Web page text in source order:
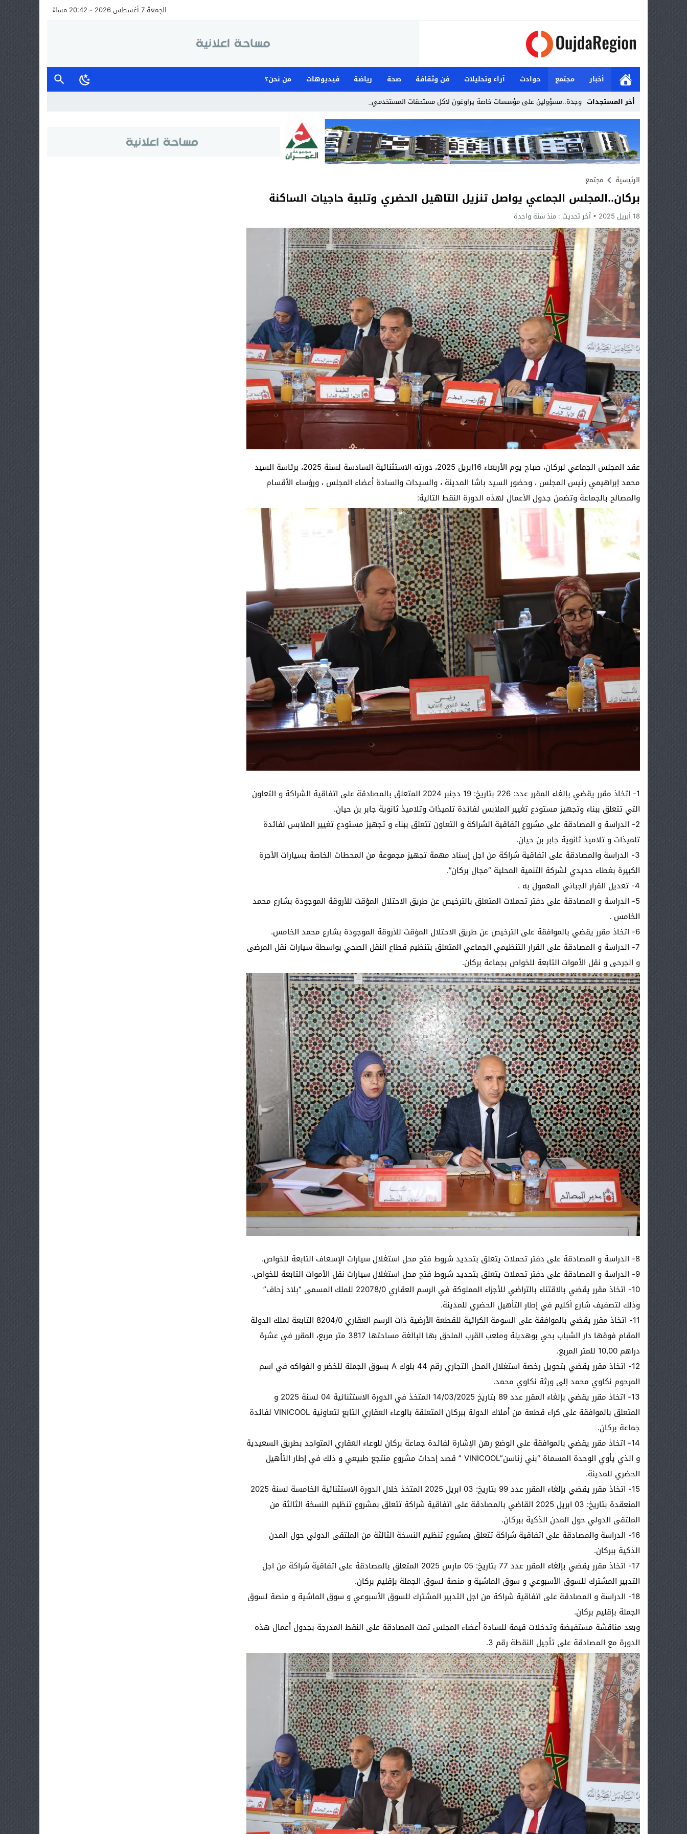
الجمعة 7 أغسطس 2026 - 20:42 مساءً
أخبار مجتمع حوادث آراء وتحليلات فن وثقافة صحة رياضة فيديوهات
من نحن؟
أخر المستجدات وجدة..مسؤولين على مؤسسات خاصة يراوغون لاكل مستحقات المستخدمين
Stop
Previous
Next
الرئيسية
مجتمع
بركان..المجلس الجماعي يواصل تنزيل التاهيل الحضري وتلبية حاجيات الساكنة
18 أبريل 2025 آخر تحديث : منذ سنة واحدة
عقد المجلس الجماعي لبركان، صباح يوم الأربعاء 16ابريل 2025، دورته الاستثنائية السادسة لسنة 2025، برئاسة السيد
محمد إبراهيمي رئيس المجلس ، وحضور السيد باشا المدينة ، والسيدات والسادة أعضاء المجلس ، ورؤساء الأقسام
والمصالح بالجماعة وتضمن جدول الأعمال لهذه الدورة النقط التالية:
1- اتخاذ مقرر يقضي بإلغاء المقرر عدد: 226 بتاريخ: 19 دجنبر 2024 المتعلق بالمصادقة على اتفاقية الشراكة و التعاون
التي تتعلق ببناء وتجهيز مستودع تغيير الملابس لفائدة تلميذات وتلاميذ ثانوية جابر بن حيان.
2- الدراسة و المصادقة على مشروع اتفاقية الشراكة و التعاون تتعلق ببناء و تجهيز مستودع تغيير الملابس لفائدة
تلميذات و تلاميذ ثانوية جابر بن حيان.
3- الدراسة والمصادقة على اتفاقية شراكة من اجل إسناد مهمة تجهيز مجموعة من المحطات الخاصة بسيارات الأجرة
الكبيرة بغطاء حديدي لشركة التنمية المحلية “مجال بركان”.
4- تعديل القرار الجبائي المعمول به .
5- الدراسة و المصادقة على دفتر تحملات المتعلق بالترخيص عن طريق الاحتلال المؤقت للأروقة الموجودة بشارع محمد
الخامس .
6- اتخاذ مقرر يقضي بالموافقة على الترخيص عن طريق الاحتلال المؤقت للأروقة الموجودة بشارع محمد الخامس.
7- الدراسة و المصادقة على القرار التنظيمي الجماعي المتعلق بتنظيم قطاع النقل الصحي بواسطة سيارات نقل المرضى
و الجرحى و نقل الأموات التابعة للخواص بجماعة بركان.
8- الدراسة و المصادقة على دفتر تحملات يتعلق بتحديد شروط فتح محل استغلال سيارات الإسعاف التابعة للخواص.
9- الدراسة و المصادقة على دفتر تحملات يتعلق بتحديد شروط فتح محل استغلال سيارات نقل الأموات التابعة للخواص.
10- اتخاذ مقرر يقضي بالاقتناء بالتراضي للأجزاء المملوكة في الرسم العقاري 22078/0 للملك المسمى “بلاد زحاف”
وذلك لتصفيف شارع أكليم في إطار التأهيل الحضري للمدينة.
11- اتخاذ مقرر يقضي بالموافقة على السومة الكرائية للقطعة الأرضية ذات الرسم العقاري 8204/0 التابعة لملك الدولة
المقام فوقها دار الشباب بحي بوهديلة وملعب القرب الملحق بها البالغة مساحتها 3817 متر مربع، المقرر في عشرة
دراهم 10,00 للمتر المربع.
12- اتخاذ مقرر يقضي بتحويل رخصة استغلال المحل التجاري رقم 44 بلوك A بسوق الجملة للخضر و الفواكه في اسم
المرحوم نكاوي محمد إلى ورثة نكاوي محمد.
13- اتخاذ مقرر يقضي بإلغاء المقرر عدد 89 بتاريخ 14/03/2025 المتخذ في الدورة الاستثنائية 04 لسنة 2025 و
المتعلق بالموافقة على كراء قطعة من أملاك الدولة ببركان المتعلقة بالوعاء العقاري التابع لتعاونية VINICOOL لفائدة
جماعة بركان.
14- اتخاذ مقرر يقضي بالموافقة على الوضع رهن الإشارة لفائدة جماعة بركان للوعاء العقاري المتواجد بطريق السعيدية
و الذي يأوي الوحدة المسماة “بني زناسن”VINICOOL ” قصد إحداث مشروع منتجع طبيعي و ذلك في إطار التأهيل
الحضري للمدينة.
15- اتخاذ مقرر يقضي بإلغاء المقرر عدد 99 بتاريخ: 03 ابريل 2025 المتخذ خلال الدورة الاستثنائية الخامسة لسنة 2025
المنعقدة بتاريخ: 03 ابريل 2025 القاضي بالمصادقة على اتفاقية شراكة تتعلق بمشروع تنظيم النسخة الثالثة من
الملتقى الدولي حول المدن الذكية ببركان.
16- الدراسة والمصادقة على اتفاقية شراكة تتعلق بمشروع تنظيم النسخة الثالثة من الملتقى الدولي حول المدن
الذكية ببركان.
17- اتخاذ مقرر يقضي بإلغاء المقرر عدد 77 بتاريخ: 05 مارس 2025 المتعلق بالمصادقة على اتفاقية شراكة من اجل
التدبير المشترك للسوق الأسبوعي و سوق الماشية و منصة لسوق الجملة بإقليم بركان.
18- الدراسة و المصادقة على اتفاقية شراكة من اجل التدبير المشترك للسوق الأسبوعي و سوق الماشية و منصة لسوق
الجملة بإقليم بركان.
وبعد مناقشة مستفيضة وتدخلات قيمة للسادة أعضاء المجلس تمت المصادقة على النقط المدرجة بجدول أعمال هذه
الدورة مع المصادقة على تأجيل النقطة رقم 3.